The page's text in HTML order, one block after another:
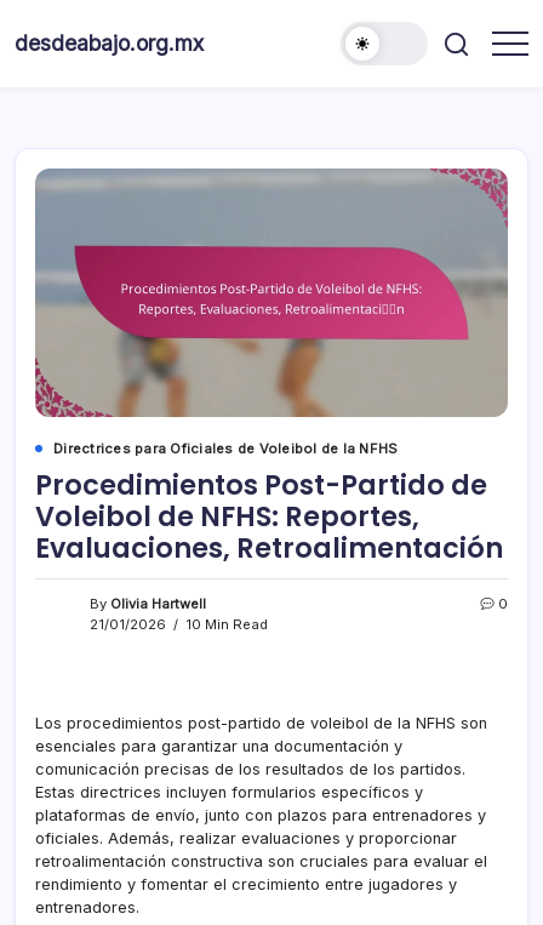
desdeabajo.org.mx
Directrices para Oficiales de Voleibol de la NFHS
Procedimientos Post-Partido de
Voleibol de NFHS: Reportes,
Evaluaciones, Retroalimentación
By Olivia Hartwell
21/01/2026
10 Min Read
0
Los procedimientos post-partido de voleibol de la NFHS son
esenciales para garantizar una documentación y
comunicación precisas de los resultados de los partidos.
Estas directrices incluyen formularios específicos y
plataformas de envío, junto con plazos para entrenadores y
oficiales. Además, realizar evaluaciones y proporcionar
retroalimentación constructiva son cruciales para evaluar el
rendimiento y fomentar el crecimiento entre jugadores y
entrenadores.